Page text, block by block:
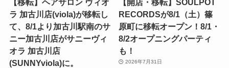
【移転】ヘアサロン ヴィオ
ラ 加古川店(viola)が移転し
て、8/1より加古川駅南のサ
ニー加古川店がサニーヴィ
オラ 加古川店
(SUNNYviola)に。
【開店・移転】SOULPOT
RECORDSが8/1（土）篠
原町に移転オープン！8/1・
8/2オープニングパーティ
も！
2026年7月31日